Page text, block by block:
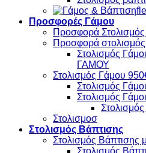
Προσφορές Γάμου
Προσφορά
Προσφορά
Στολισμός
ΓΑΜΟΥ
Στολισμός Γάμου
Στολισμός
Στολισμός
Στολισμοσ
Στολισμός Βάπτισης
Στολισμός Βάπτισης
Στολισμός